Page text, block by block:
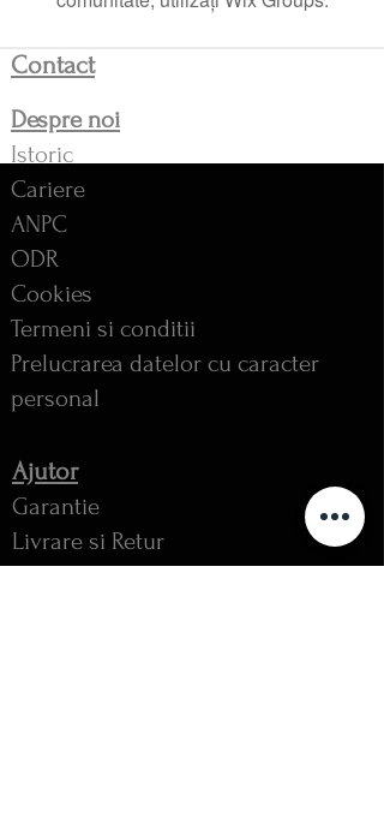
Contact
Despre noi
Istoric
Cariere
ANPC
ODR
Cookies
Termeni si conditii
Prelucrarea datelor cu caracter
personal
Ajutor
Garantie
Livrare si Retur